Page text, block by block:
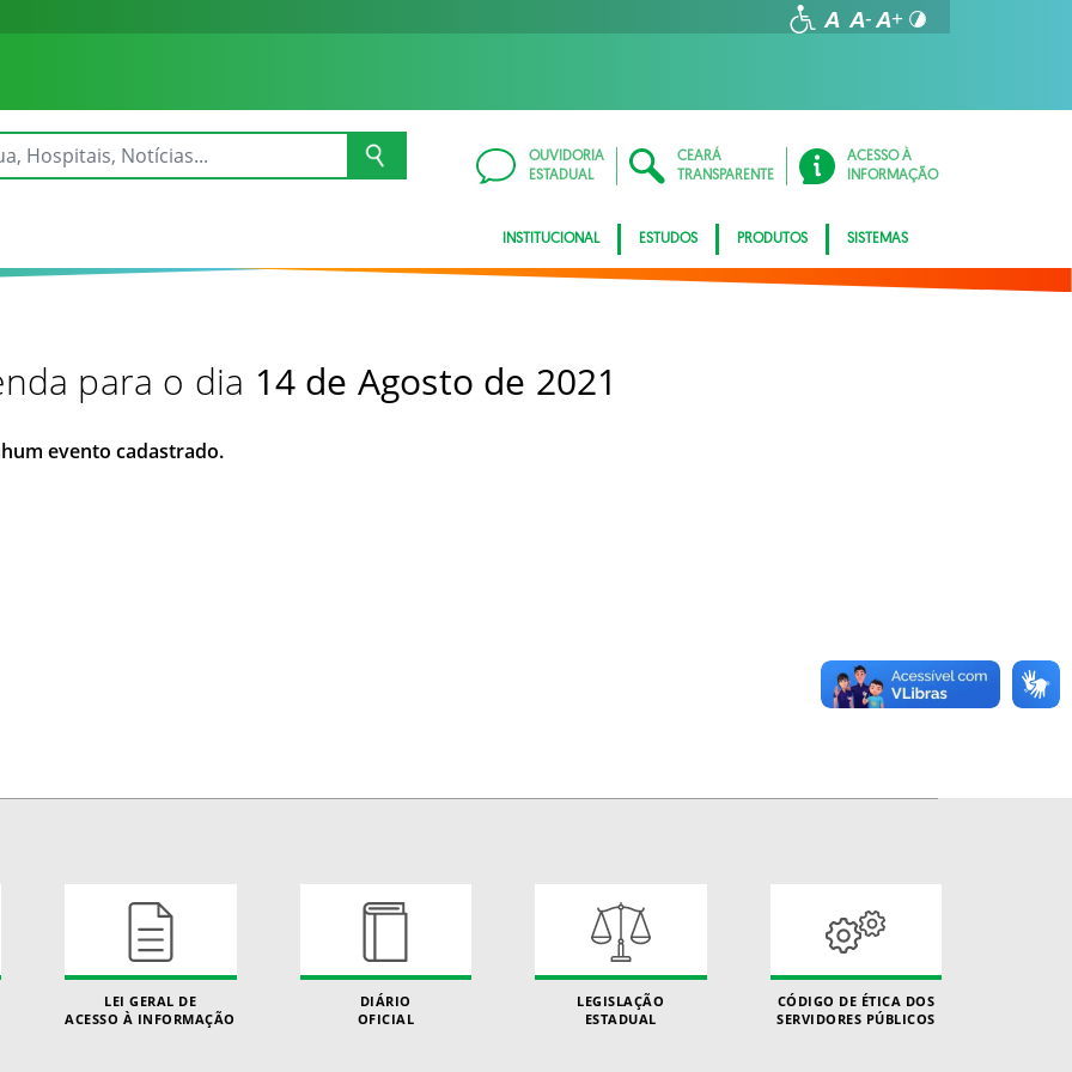
OUVIDORIA
ESTADUAL
CEARÁ
TRANSPARENTE
ACESSO À
INFORMAÇÃO
INSTITUCIONAL ESTUDOS PRODUTOS SISTEMAS
para o dia 14 de Agosto de 2021
evento cadastrado.
LEI GERAL DE
ACESSO À INFORMAÇÃO
DIÁRIO
OFICIAL
LEGISLAÇÃO
ESTADUAL
CÓDIGO DE ÉTICA DOS
SERVIDORES PÚBLICOS